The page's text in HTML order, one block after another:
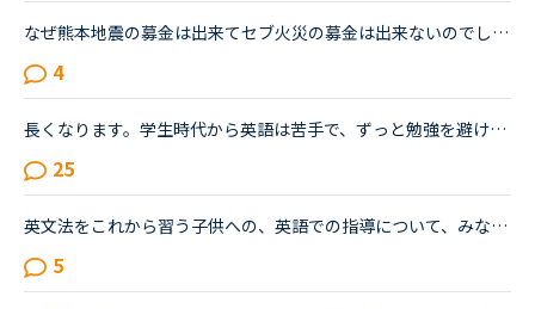
なぜ熊本地震の募金は出来てセブ火災の募金は出来ないのでしょうか？以前別の方が立てたトピックで <a href="https://nativecamp.net/user/message-board/detail/842" target="_blank">https://nativecamp.net/user/message-board/detail/842</a> セブの火災について <a href="http://www.sunstar.com.ph/cebu/loca..." target="_blank">http://www.sunstar.com.ph/cebu/loca...</a>
4
長くなります。学生時代から英語は苦手で、ずっと勉強を避けてきました。２０代の時にたまたま近くのスクールで受けたTOEICのお試しテストでは、恥ずかしながら170～200程度しかないだろうと言われました。もちろ...
25
英文法をこれから習う子供への、英語での指導について、みなさん、どう思われますか？私は、説明そのものを英語で行うのは、少なくとも中学校の文法の範囲が一通り終わらないと、なかなか厳しいのではないかと思...
5